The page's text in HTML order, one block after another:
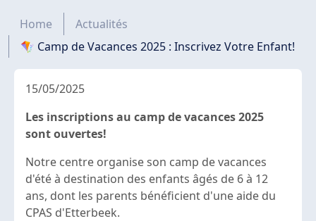
Fil d'Ariane
Home
Actualités
🪁 Camp de Vacances 2025 : Inscrivez Votre Enfant!
15/05/2025
Les inscriptions au camp de vacances 2025
sont ouvertes!
Notre centre organise son camp de vacances
d'été à destination des enfants âgés de 6 à 12
ans, dont les parents bénéficient d'une aide du
CPAS d'Etterbeek.